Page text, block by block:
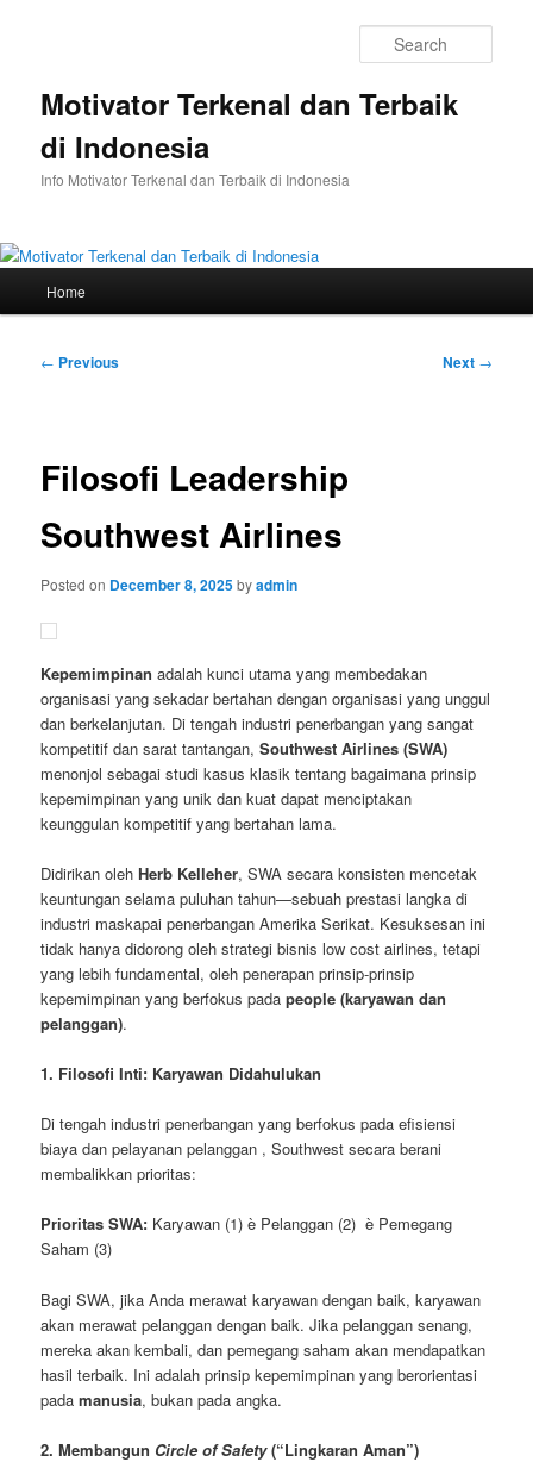
Motivator Terkenal dan Terbaik
di Indonesia
Info Motivator Terkenal dan Terbaik di Indonesia
Home
Post
← Previous Next →
Filosofi Leadership
Southwest Airlines
Posted on December 8, 2025byadmin
Kepemimpinan adalah kunci utama yang membedakan
organisasi yang sekadar bertahan dengan organisasi yang unggul
dan berkelanjutan. Di tengah industri penerbangan yang sangat
kompetitif dan sarat tantangan,Southwest Airlines (SWA)
menonjol sebagai studi kasus klasik tentang bagaimana prinsip
kepemimpinan yang unik dan kuat dapat menciptakan
keunggulan kompetitif yang bertahan lama.
Didirikan olehHerb Kelleher, SWA secara konsisten mencetak
keuntungan selama puluhan tahun—sebuah prestasi langka di
industri maskapai penerbangan Amerika Serikat. Kesuksesan ini
tidak hanya didorong oleh strategi bisnis low cost airlines, tetapi
yang lebih fundamental, oleh penerapan prinsip-prinsip
kepemimpinan yang berfokus padapeople (karyawan dan
pelanggan).
1. Filosofi Inti: Karyawan Didahulukan
Di tengah industri penerbangan yang berfokus pada efisiensi
biaya dan pelayanan pelanggan , Southwest secara berani
membalikkan prioritas:
Prioritas SWA: Karyawan (1) è Pelanggan (2) è Pemegang
Saham (3)
Bagi SWA, jika Anda merawat karyawan dengan baik, karyawan
akan merawat pelanggan dengan baik. Jika pelanggan senang,
mereka akan kembali, dan pemegang saham akan mendapatkan
hasil terbaik. Ini adalah prinsip kepemimpinan yang berorientasi
padamanusia, bukan pada angka.
2. Membangun Circle of Safety(“Lingkaran Aman”)